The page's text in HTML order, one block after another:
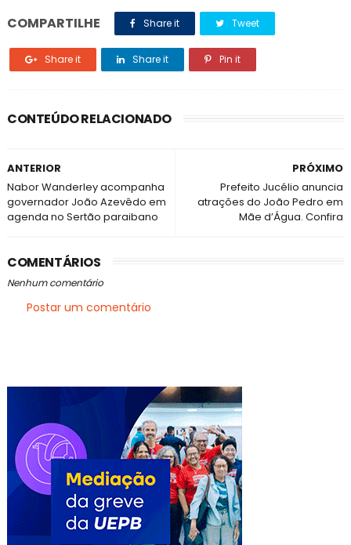
COMPARTILHE Share it Tweet
Share it Share it Pin it
CONTEÚDO RELACIONADO
PRÓXIMO
Prefeito Jucélio anuncia
atrações do João Pedro em
Mãe d’Água. Confira
ANTERIOR
Nabor Wanderley acompanha
governador João Azevêdo em
agenda no Sertão paraibano
COMENTÁRIOS
Nenhum comentário
Postar um comentário